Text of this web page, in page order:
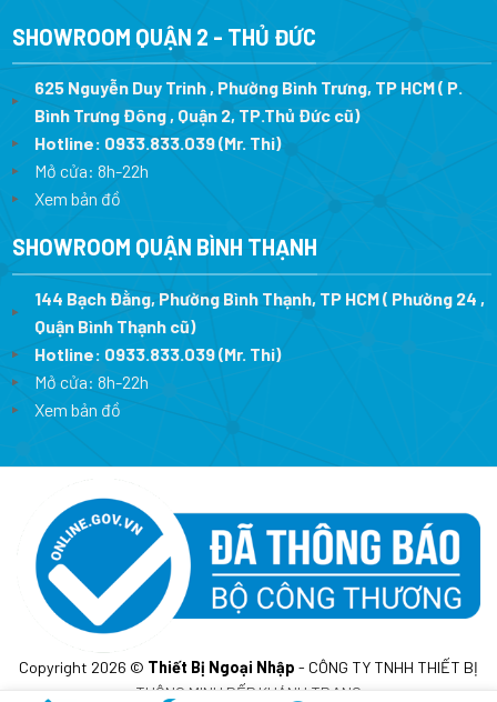
SHOWROOM QUẬN 2 - THỦ ĐỨC
625 Nguyễn Duy Trinh , Phường Bình Trưng, TP HCM ( P.
Bình Trưng Đông , Quận 2, TP.Thủ Đức cũ)
Hotline: 0933.833.039(Mr. Thi)
Mở cửa: 8h-22h
Xem bản đồ
SHOWROOM QUẬN BÌNH THẠNH
144 Bạch Đằng, Phường Bình Thạnh, TP HCM ( Phường 24 ,
Quận Bình Thạnh cũ)
Hotline: 0933.833.039(Mr. Thi)
Mở cửa: 8h-22h
Xem bản đồ
Copyright 2026 © Thiết Bị Ngoại Nhập - CÔNG TY TNHH THIẾT BỊ
THÔNG MINH BẾP KHÁNH TRANG